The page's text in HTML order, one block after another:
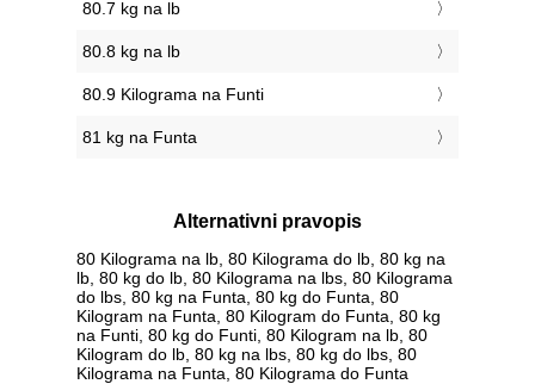
80.7 kg na lb
80.8 kg na lb
80.9 Kilograma na Funti
81 kg na Funta
Alternativni pravopis
80 Kilograma na lb, 80 Kilograma do lb, 80 kg na
lb, 80 kg do lb, 80 Kilograma na lbs, 80 Kilograma
do lbs, 80 kg na Funta, 80 kg do Funta, 80
Kilogram na Funta, 80 Kilogram do Funta, 80 kg
na Funti, 80 kg do Funti, 80 Kilogram na lb, 80
Kilogram do lb, 80 kg na lbs, 80 kg do lbs, 80
Kilograma na Funta, 80 Kilograma do Funta